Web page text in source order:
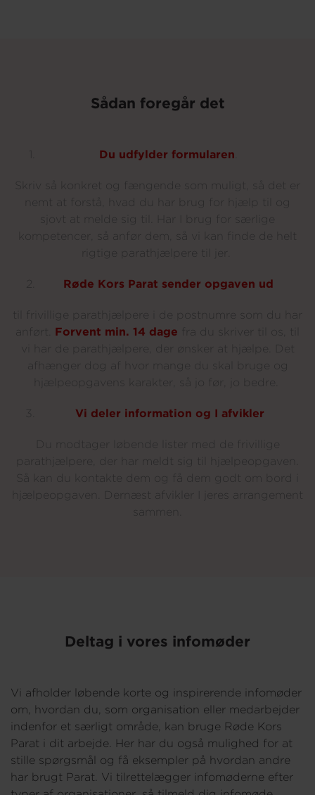
Sådan foregår det
Du udfylder formularen
Skriv konkret og fængende muligt
det er
hvad du brug hjælp
og
sjovt
melde sig
Har I brug for særlige
kompetencer, så anfør dem, så vi kan finde de helt
rigtige parathjælpere til jer.
Røde Kors Parat sender opgaven ud
til frivillige parathjælpere i de postnumre som du har
anført. Forvent min. 14 dage fra du skriver til os, til
vi har de parathjælpere, der ønsker at hjælpe. Det
afhænger dog af hvor mange du skal bruge og
hjælpeopgavens karakter, så jo før, jo bedre.
Vi deler information og I afvikler
Du modtager løbende lister med de frivillige
parathjælpere, der har meldt sig til hjælpeopgaven.
Så kan du kontakte dem og få dem godt om bord i
hjælpeopgaven. Dernæst afvikler I
jeres arrangement
Deltag i vores infomøder
Vi afholder løbende korte og inspirerende infomøder
om, hvordan du, som organisation eller medarbejder
indenfor et særligt område, kan bruge Røde Kors
Parat i dit arbejde. Her har du også mulighed for at
stille spørgsmål og få eksempler på hvordan andre
har brugt Parat. Vi tilrettelægger infomøderne efter